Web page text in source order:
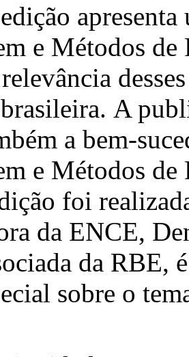
e Métodos de
A
a bem-
e Métodos
foi
da ENCE,
da RBE,
sobre o